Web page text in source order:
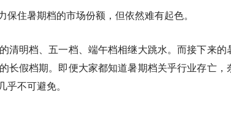
住暑期档的市场份额，但依然难有起色。
清明档、五一档、端午档相继大跳水。而接下来的
长假档期。即便大家都知道暑期档关乎行业存亡，
不可避免。